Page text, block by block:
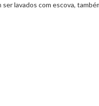
lavados com escova,